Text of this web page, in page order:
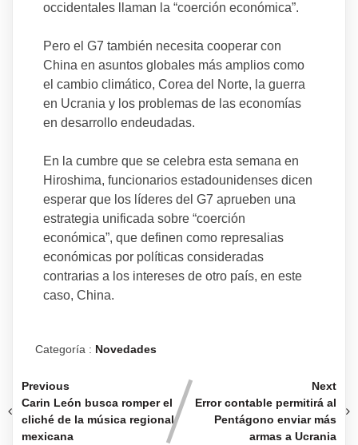
occidentales llaman la “coerción económica”.
Pero el G7 también necesita cooperar con
China en asuntos globales más amplios como
el cambio climático, Corea del Norte, la guerra
en Ucrania y los problemas de las economías
en desarrollo endeudadas.
En la cumbre que se celebra esta semana en
Hiroshima, funcionarios estadounidenses dicen
esperar que los líderes del G7 aprueben una
estrategia unificada sobre “coerción
económica”, que definen como represalias
económicas por políticas consideradas
contrarias a los intereses de otro país, en este
caso, China.
Categoría : Novedades
Previous
Carin León busca romper el
cliché de la música regional
mexicana
Next
Error contable permitirá al
Pentágono enviar más
armas a Ucrania